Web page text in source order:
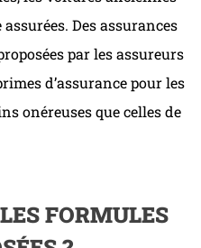
Des assurances
par les assureurs
d’assurance pour les
onéreuses que celles de
FORMULES